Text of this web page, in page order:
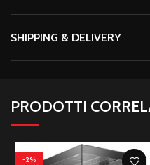
SHIPPING & DELIVERY
PRODOTTI
-2%